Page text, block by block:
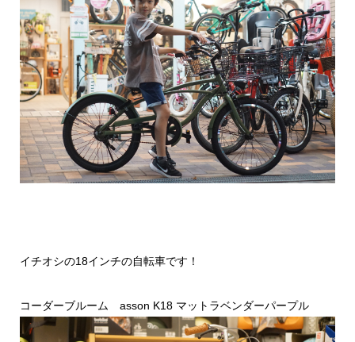
イチオシの18インチの自転車です！
コーダーブルーム asson K18 マットラベンダーパープル